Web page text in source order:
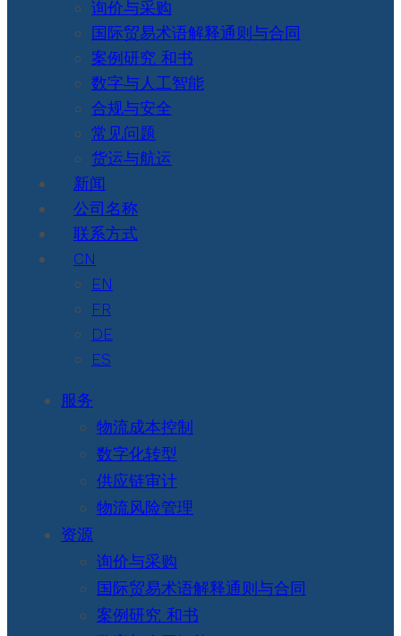
询价与采购
国际贸易术语解释通则与合同
案例研究 和书
数字与人工智能
合规与安全
常见问题
货运与航运
新闻
公司名称
联系方式
CN
EN
FR
DE
ES
服务
物流成本控制
数字化转型
供应链审计
物流风险管理
资源
询价与采购
国际贸易术语解释通则与合同
案例研究 和书